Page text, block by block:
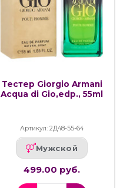
Тестер Giorgio Armani
Acqua di Gio,edp., 55ml
Артикул: 2Д48-55-64
Мужской
499.00 руб.